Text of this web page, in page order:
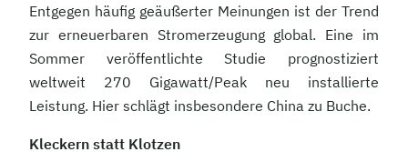
Entgegen häufig geäußerter Meinungen ist der Trend
zur erneuerbaren Stromerzeugung global. Eine im
Sommer veröffentlichte Studie prognostiziert
weltweit 270 Gigawatt/Peak neu installierte
Leistung. Hier schlägt insbesondere China zu Buche.
Kleckern statt Klotzen